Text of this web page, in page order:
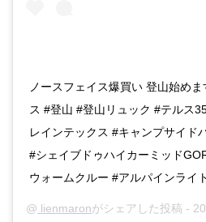
ノースフェイス爆買い 登山始めま
ス #登山 #登山リュック #テルス
レインテックス #キャンプサイド
#シェイブドゥハイカーミッド
ウォームクルー #アルパインライ
@ lienmaronがシェアした投稿 -